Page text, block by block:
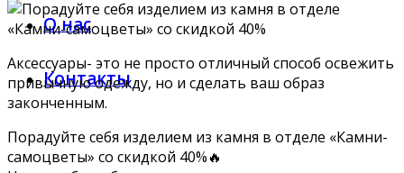
О нас
Контакты
Аксессуары- это не просто отличный способ освежить
привычную одежду, но и сделать ваш образ
законченным.
Порадуйте себя изделием из камня в отделе «Камни-
самоцветы» со скидкой 40%🔥